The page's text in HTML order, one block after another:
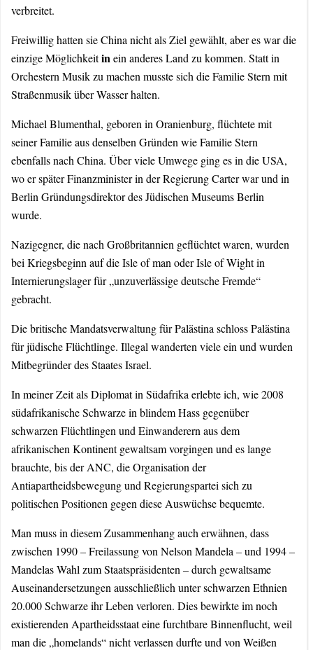
verbreitet.
Freiwillig hatten sie China nicht als Ziel gewählt, aber es war die
einzige Möglichkeitinein anderes Land zu kommen. Statt in
Orchestern Musik zu machen musste sich die Familie Stern mit
Straßenmusik über Wasser halten.
Michael Blumenthal, geboren in Oranienburg, flüchtete mit
seiner Familie aus denselben Gründen wie Familie Stern
ebenfalls nach China. Über viele Umwege ging es in die USA,
wo er später Finanzminister in der Regierung Carter war und in
Berlin Gründungsdirektor des Jüdischen Museums Berlin
wurde.
Nazigegner, die nach Großbritannien geflüchtet waren, wurden
bei Kriegsbeginn auf die Isle of man oder Isle of Wight in
Internierungslager für „unzuverlässige deutsche Fremde“
gebracht.
Die britische Mandatsverwaltung für Palästina schloss Palästina
für jüdische Flüchtlinge. Illegal wanderten viele ein und wurden
Mitbegründer des Staates Israel.
In meiner Zeit als Diplomat in Südafrika erlebte ich, wie 2008
südafrikanische Schwarze in blindem Hass gegenüber
schwarzen Flüchtlingen und Einwanderern aus dem
afrikanischen Kontinent gewaltsam vorgingen und es lange
brauchte, bis der ANC, die Organisation der
Antiapartheidsbewegung und Regierungspartei sich zu
politischen Positionen gegen diese Auswüchse bequemte.
Man muss in diesem Zusammenhang auch erwähnen, dass
zwischen 1990 – Freilassung von Nelson Mandela – und 1994 –
Mandelas Wahl zum Staatspräsidenten – durch gewaltsame
Auseinandersetzungen ausschließlich unter schwarzen Ethnien
20.000 Schwarze ihr Leben verloren. Dies bewirkte im noch
existierenden Apartheidsstaat eine furchtbare Binnenflucht, weil
man die „homelands“ nicht verlassen durfte und von Weißen